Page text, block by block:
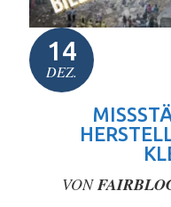
14
DEZ.
VON